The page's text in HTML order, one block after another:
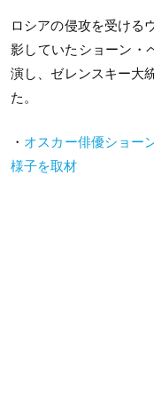
ロシアの侵攻を受ける
影していたショーン・
演し、ゼレンスキー大
た。
・ オスカー俳優ショー
様子を取材